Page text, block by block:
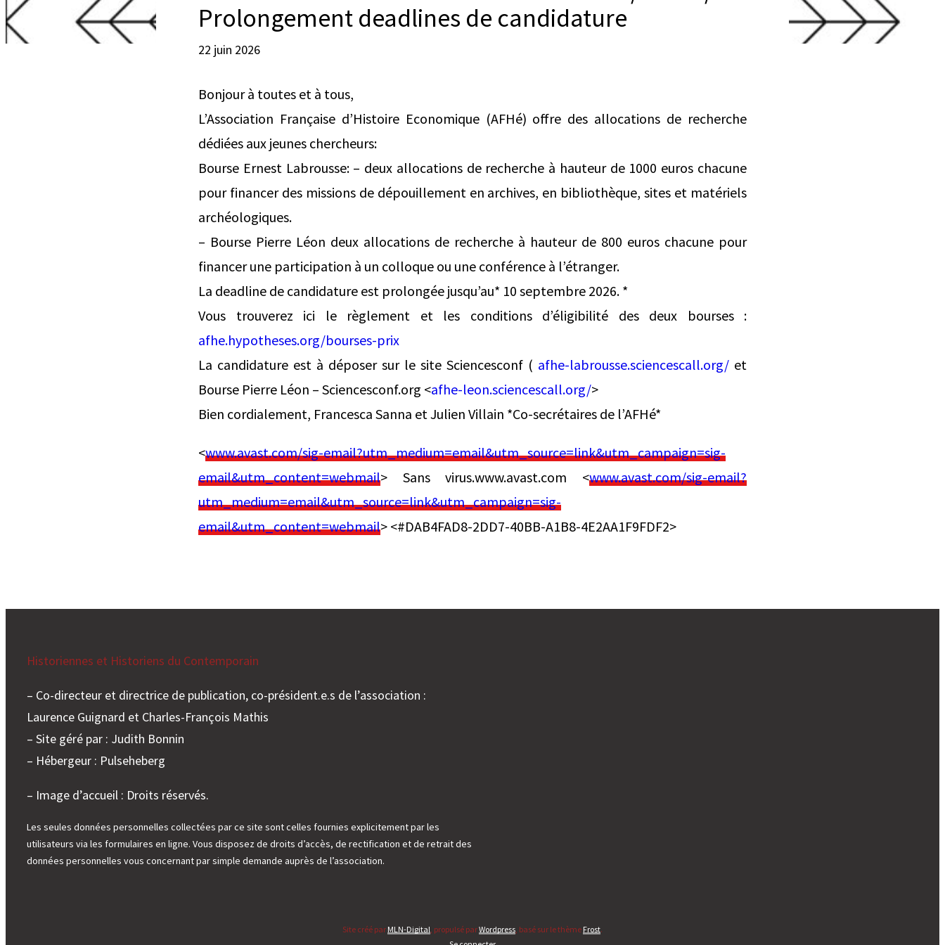
Prolongement deadlines de candidature
22 juin 2026
Bonjour à toutes et à tous,
L’Association Française d’Histoire Economique (AFHé) offre des allocations de recherche
dédiées aux jeunes chercheurs:
Bourse Ernest Labrousse: – deux allocations de recherche à hauteur de 1000 euros chacune
pour financer des missions de dépouillement en archives, en bibliothèque, sites et matériels
archéologiques.
– Bourse Pierre Léon deux allocations de recherche à hauteur de 800 euros chacune pour
financer une participation à un colloque ou une conférence à l’étranger.
La deadline de candidature est prolongée jusqu’au* 10 septembre 2026. *
Vous trouverez ici le règlement et les conditions d’éligibilité des deux bourses :
afhe.hypotheses.org/bourses-prix
La candidature est à déposer sur le site Sciencesconf ( afhe-labrousse.sciencescall.org/ et
Bourse Pierre Léon – Sciencesconf.org <afhe-leon.sciencescall.org/>
Bien cordialement, Francesca Sanna et Julien Villain *Co-secrétaires de l’AFHé*
<www.avast.com/sig-email?utm_medium=email&utm_source=link&utm_campaign=sig-
email&utm_content=webmail> Sans virus.www.avast.com <www.avast.com/sig-email?
utm_medium=email&utm_source=link&utm_campaign=sig-
email&utm_content=webmail> <#DAB4FAD8-2DD7-40BB-A1B8-4E2AA1F9FDF2>
Historiennes et Historiens du Contemporain
– Co-directeur et directrice de publication, co-président.e.s de l’association :
Laurence Guignard et Charles-François Mathis
– Site géré par : Judith Bonnin
– Hébergeur : Pulseheberg
– Image d’accueil : Droits réservés.
Les seules données personnelles collectées par ce site sont celles fournies explicitement par les
utilisateurs via les formulaires en ligne. Vous disposez de droits d’accès, de rectification et de retrait des
données personnelles vous concernant par simple demande auprès de l’association.
Site créé par MLN-Digital, propulsé parWordpress, basé sur le thème Frost.